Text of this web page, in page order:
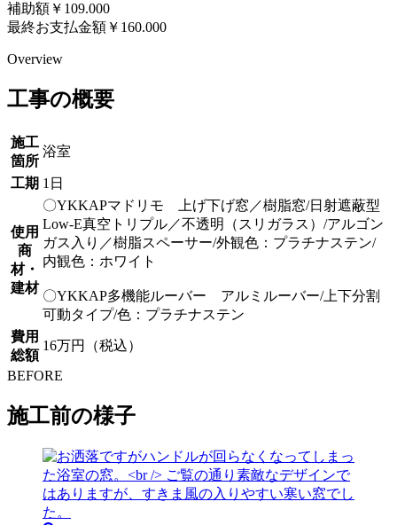
補助額￥109.000
最終お支払金額￥160.000
Overview
工事の概要
施工
箇所
浴室
工期 1日
使用
商
材・
建材
〇YKKAPマドリモ 上げ下げ窓／樹脂窓/日射遮蔽型
Low-E真空トリプル／不透明（スリガラス）/アルゴン
ガス入り／樹脂スペーサー/外観色：プラチナステン/
内観色：ホワイト
〇YKKAP多機能ルーバー アルミルーバー/上下分割
可動タイプ/色：プラチナステン
費用
総額
16万円（税込）
BEFORE
施工前の様子